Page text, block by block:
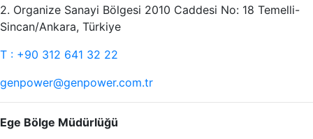
2. Organize Sanayi Bölgesi 2010 Caddesi No: 18 Temelli-
Sincan/Ankara, Türkiye
T : +90 312 641 32 22
genpower@genpower.com.tr
Ege Bölge Müdürlüğü